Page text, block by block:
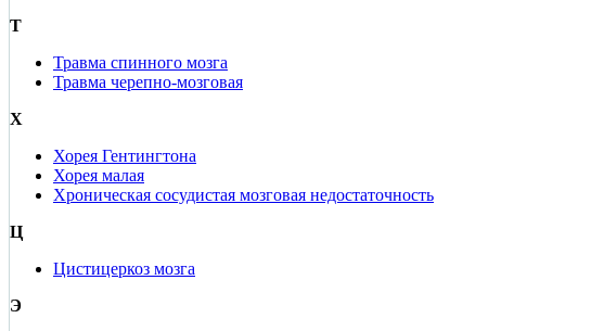
Т
Травма спинного мозга
Травма черепно-мозговая
Х
Хорея Гентингтона
Хорея малая
Хроническая сосудистая мозговая недостаточность
Ц
Цистицеркоз мозга
Э